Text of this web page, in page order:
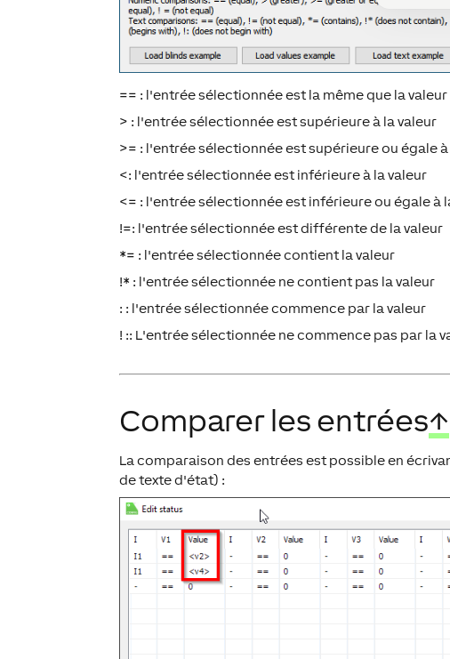
== : l'entrée sélectionnée est la même que la valeur
> : l'entrée sélectionnée est supérieure à la valeur
>= : l'entrée sélectionnée est supérieure ou égale à
<: l'entrée sélectionnée est inférieure à la valeur
<= : l'entrée sélectionnée est inférieure ou égale à
!=: l'entrée sélectionnée est différente de la valeur
*= : l'entrée sélectionnée contient la valeur
!* : l'entrée sélectionnée ne contient pas la valeur
: : l'entrée sélectionnée commence par la valeur
! :: L'entrée sélectionnée ne commence pas par la
Comparer les entrées↑
La comparaison des entrées est possible en
de texte d'état) :